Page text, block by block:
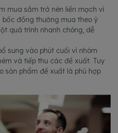
mua sắm trở nên liền mạch vì
bốc đồng thường mua theo ý
quá trình nhanh chóng, dễ
sung vào phút cuối vì nhóm
và tiếp thu các đề xuất. Tuy
sản phẩm đề xuất là phù hợp